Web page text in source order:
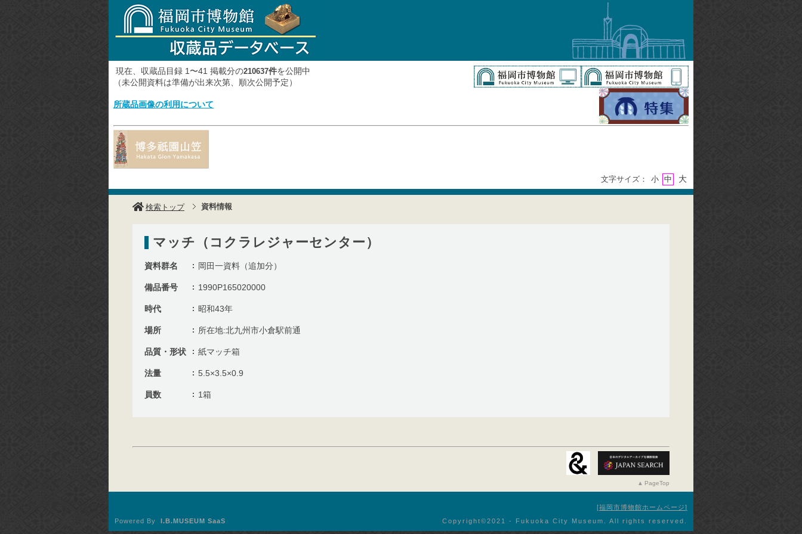
現在、収蔵品目録 1〜41 掲載分の210637件を公開中
（未公開資料は準備が出来次第、順次公開予定）
所蔵品画像の利用について
文字サイズ： 小 中 大
検索トップ 資料情報
マッチ（コクラレジャーセンター）
資料群名 岡田一資料（追加分）
備品番号 1990P165020000
時代 昭和43年
場所 所在地:北九州市小倉駅前通
品質・形状 紙マッチ箱
法量 5.5×3.5×0.9
員数 1箱
PageTop
福岡市博物館ホームページ
Copyright©︎2021 - Fukuoka City Museum. All rights reserved.
Powered By I.B.MUSEUM SaaS